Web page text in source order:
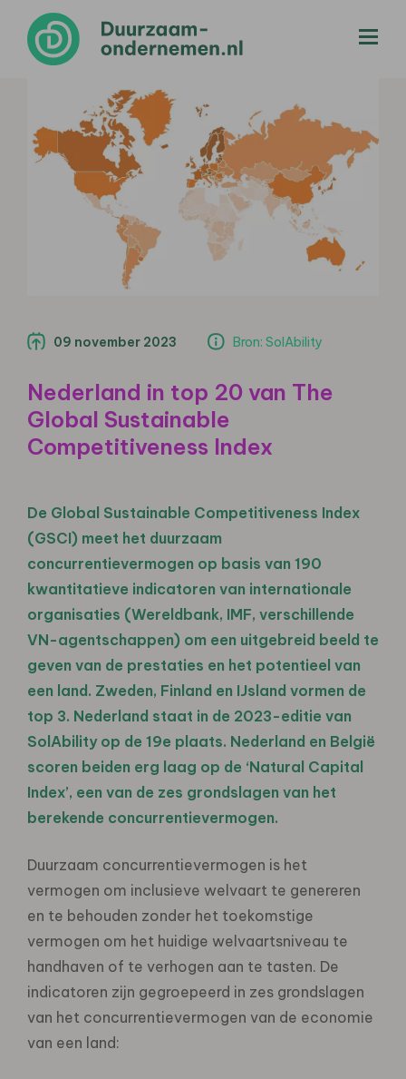
09 november 2023 Bron: SolAbility
Nederland in top 20 van The
Global Sustainable
Competitiveness Index
De Global Sustainable Competitiveness Index
(GSCI) meet het duurzaam
concurrentievermogen op basis van 190
kwantitatieve indicatoren van internationale
organisaties (Wereldbank, IMF, verschillende
VN-agentschappen) om een uitgebreid beeld te
geven van de prestaties en het potentieel van
een land. Zweden, Finland en IJsland vormen de
top 3. Nederland staat in de 2023-editie van
SolAbility op de 19e plaats. Nederland en België
scoren beiden erg laag op de ‘Natural Capital
Index’, een van de zes grondslagen van het
berekende concurrentievermogen.
Duurzaam concurrentievermogen is het
vermogen om inclusieve welvaart te genereren
en te behouden zonder het toekomstige
vermogen om het huidige welvaartsniveau te
handhaven of te verhogen aan te tasten. De
indicatoren zijn gegroepeerd in zes grondslagen
van het concurrentievermogen van de economie
van een land: